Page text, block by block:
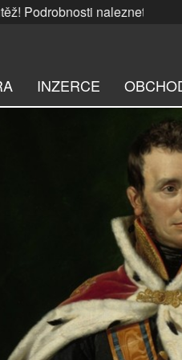
nalezneteZDE. |
INZERCE